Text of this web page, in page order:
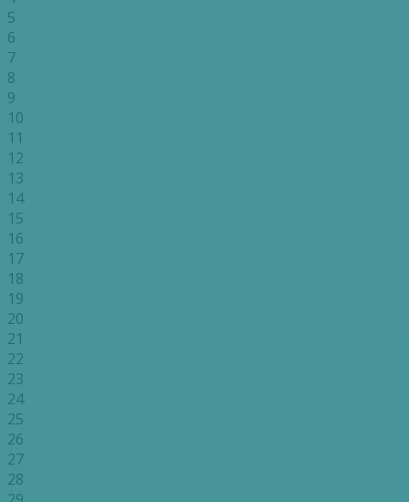
5
6
7
8
9
10
11
12
13
14
15
16
17
18
19
20
21
22
23
24
25
26
27
28